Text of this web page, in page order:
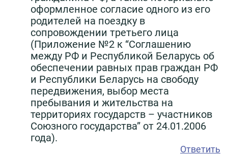
оформленное согласие одного из его
родителей на поездку в
сопровождении третьего лица
(Приложение №2 к “Соглашению
между РФ и Республикой Беларусь об
обеспечении равных прав граждан РФ
и Республики Беларусь на свободу
передвижения, выбор места
пребывания и жительства на
территориях государств – участников
Союзного государства” от 24.01.2006
года).
Ответить